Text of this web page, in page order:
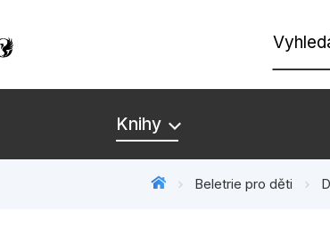
Knihy
Beletrie pro děti